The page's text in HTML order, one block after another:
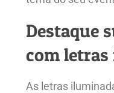
Destaque
com
As letras